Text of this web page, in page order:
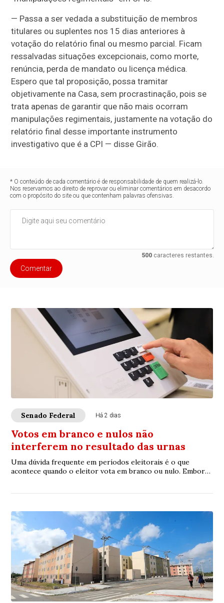
— Passa a ser vedada a substituição de membros
titulares ou suplentes nos 15 dias anteriores à
votação do relatório final ou mesmo parcial. Ficam
ressalvadas situações excepcionais, como morte,
renúncia, perda de mandato ou licença médica.
Espero que tal proposição, possa tramitar
objetivamente na Casa, sem procrastinação, pois se
trata apenas de garantir que não mais ocorram
manipulações regimentais, justamente na votação do
relatório final desse importante instrumento
investigativo que é a CPI — disse Girão.
* O conteúdo de cada comentário é de responsabilidade de quem realizá-lo.
Nos reservamos ao direito de reprovar ou eliminar comentários em desacordo
com o propósito do site ou que contenham palavras ofensivas.
500caracteres restantes.
Comentar
Senado Federal Há 2 dias
Votos em branco e nulos não
interferem no resultado das urnas
Uma dúvida frequente em períodos eleitorais é o que
acontece quando o eleitor vota em branco ou nulo. Embora